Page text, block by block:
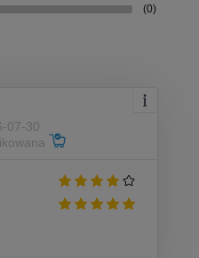
(0)
07-30